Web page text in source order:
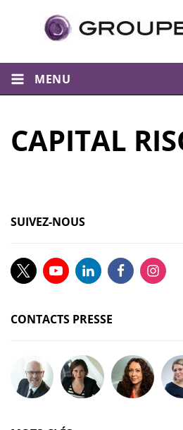
MENU
CAPITAL
SUIVEZ-NOUS
CONTACTS PRESSE
Poser votre question à Christophe
Poser votre question à
Poser votre